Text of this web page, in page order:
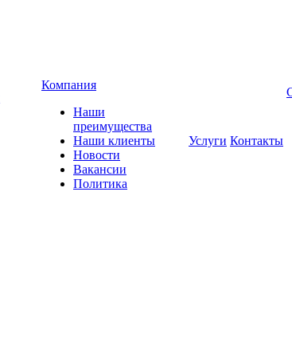
Компания
Наши
преимущества
Наши клиенты
Новости
Вакансии
Политика
Услуги Контакты